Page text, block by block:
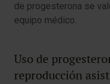
de progesterona se
equipo médico.
Uso de
reproducción